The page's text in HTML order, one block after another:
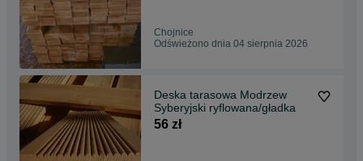
Chojnice
Odświeżono dnia 04 sierpnia 2026
Deska tarasowa Modrzew
Syberyjski ryflowana/gładka
56 zł